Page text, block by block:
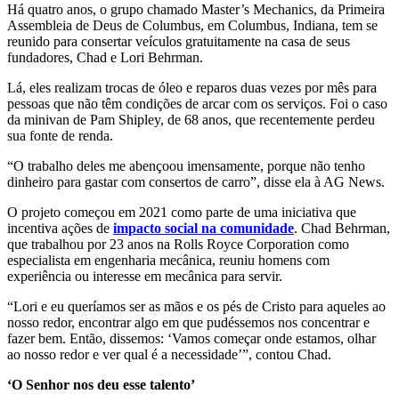
Há quatro anos, o grupo chamado Master’s Mechanics, da Primeira
Assembleia de Deus de Columbus, em Columbus, Indiana, tem se
reunido para consertar veículos gratuitamente na casa de seus
fundadores, Chad e Lori Behrman.
Lá, eles realizam trocas de óleo e reparos duas vezes por mês para
pessoas que não têm condições de arcar com os serviços. Foi o caso
da minivan de Pam Shipley, de 68 anos, que recentemente perdeu
sua fonte de renda.
“O trabalho deles me abençoou imensamente, porque não tenho
dinheiro para gastar com consertos de carro”, disse ela à AG News.
O projeto começou em 2021 como parte de uma iniciativa que
incentiva ações de impacto social na comunidade. Chad Behrman,
que trabalhou por 23 anos na Rolls Royce Corporation como
especialista em engenharia mecânica, reuniu homens com
experiência ou interesse em mecânica para servir.
“Lori e eu queríamos ser as mãos e os pés de Cristo para aqueles ao
nosso redor, encontrar algo em que pudéssemos nos concentrar e
fazer bem. Então, dissemos: ‘Vamos começar onde estamos, olhar
ao nosso redor e ver qual é a necessidade’”, contou Chad.
‘O Senhor nos deu esse talento’